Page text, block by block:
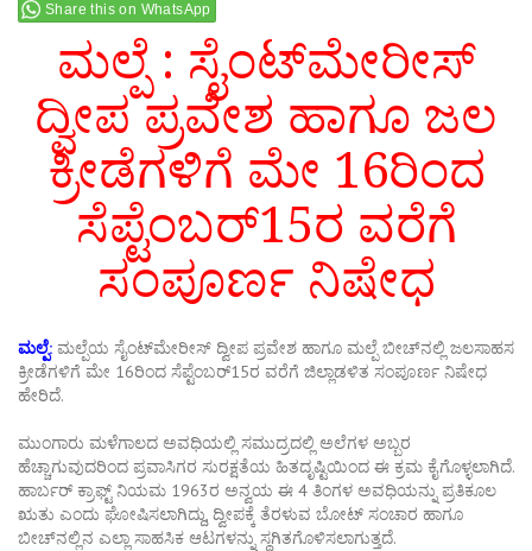
Share this on WhatsApp
ಮಲ್ಪೆ : ಸೈಂಟ್‌ಮೇರೀಸ್‌
ದ್ವೀಪ ಪ್ರವೇಶ ಹಾಗೂ ಜಲ
ಕ್ರೀಡೆಗಳಿಗೆ ಮೇ 16ರಿಂದ
ಸೆಪ್ಟೆಂಬರ್15ರ ವರೆಗೆ
ಸಂಪೂರ್ಣ ನಿಷೇಧ
ಮಲ್ಪೆ: ಮಲ್ಪೆಯ ಸೈಂಟ್‌ಮೇರೀಸ್ ದ್ವೀಪ ಪ್ರವೇಶ ಹಾಗೂ ಮಲ್ಪೆ ಬೀಚ್‌ನಲ್ಲಿ ಜಲಸಾಹಸ
ಕ್ರೀಡೆಗಳಿಗೆ ಮೇ 16ರಿಂದ ಸೆಪ್ಟೆಂಬರ್15ರ ವರೆಗೆ ಜಿಲ್ಲಾಡಳಿತ ಸಂಪೂರ್ಣ ನಿಷೇಧ
ಹೇರಿದೆ.
ಮುಂಗಾರು ಮಳೆಗಾಲದ ಅವಧಿಯಲ್ಲಿ ಸಮುದ್ರದಲ್ಲಿ ಅಲೆಗಳ ಅಬ್ಬರ
ಹೆಚ್ಚಾಗುವುದರಿಂದ ಪ್ರವಾಸಿಗರ ಸುರಕ್ಷತೆಯ ಹಿತದೃಷ್ಟಿಯಿಂದ ಈ ಕ್ರಮ ಕೈಗೊಳ್ಳಲಾಗಿದೆ.
ಹಾರ್ಬರ್ ಕ್ರಾಫ್ಟ್ ನಿಯಮ 1963ರ ಅನ್ವಯ ಈ 4 ತಿಂಗಳ ಅವಧಿಯನ್ನು ಪ್ರತಿಕೂಲ
ಋತು ಎಂದು ಘೋಷಿಸಲಾಗಿದ್ದು, ದ್ವೀಪಕ್ಕೆ ತೆರಳುವ ಬೋಟ್ ಸಂಚಾರ ಹಾಗೂ
ಬೀಚ್‌ನಲ್ಲಿನ ಎಲ್ಲಾ ಸಾಹಸಿಕ ಆಟಗಳನ್ನು ಸ್ಥಗಿತಗೊಳಿಸಲಾಗುತ್ತದೆ.